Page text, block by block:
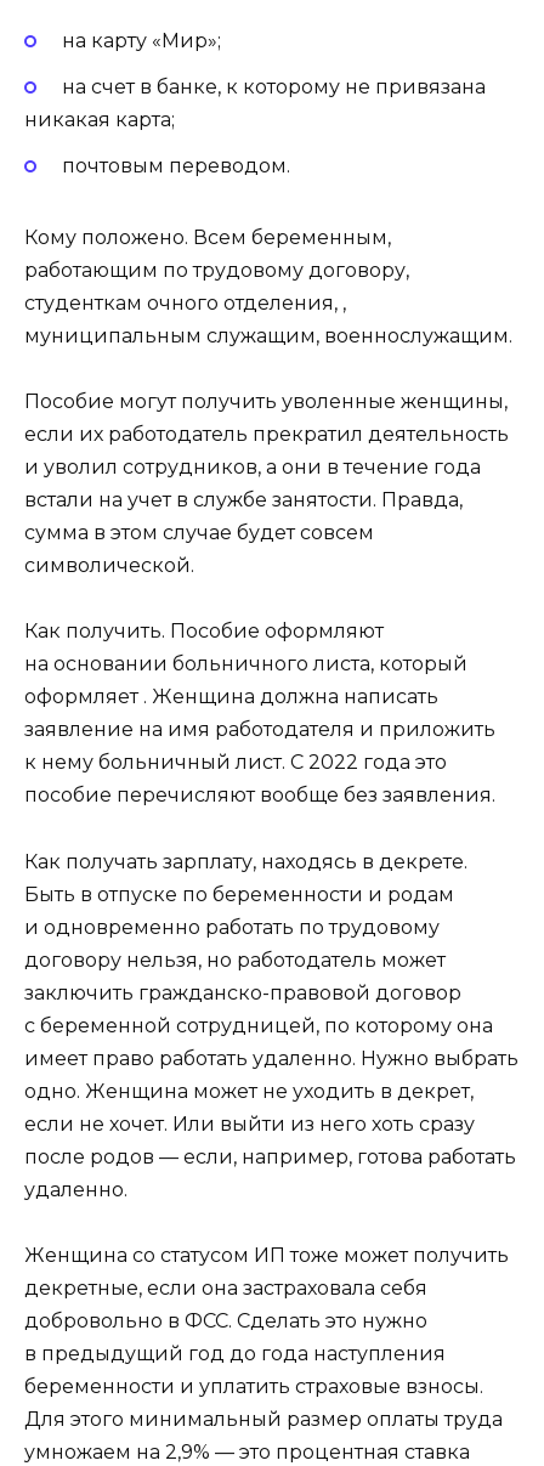
на карту «Мир»;
на счет в банке, к которому не привязана
никакая карта;
почтовым переводом.
Кому положено. Всем беременным,
работающим по трудовому договору,
студенткам очного отделения, ,
муниципальным служащим, военнослужащим.
Пособие могут получить уволенные женщины,
если их работодатель прекратил деятельность
и уволил сотрудников, а они в течение года
встали на учет в службе занятости. Правда,
сумма в этом случае будет совсем
символической.
Как получить. Пособие оформляют
на основании больничного листа, который
оформляет . Женщина должна написать
заявление на имя работодателя и приложить
к нему больничный лист. С 2022 года это
пособие перечисляют вообще без заявления.
Как получать зарплату, находясь в декрете.
Быть в отпуске по беременности и родам
и одновременно работать по трудовому
договору нельзя, но работодатель может
заключить гражданско-правовой договор
с беременной сотрудницей, по которому она
имеет право работать удаленно. Нужно выбрать
одно. Женщина может не уходить в декрет,
если не хочет. Или выйти из него хоть сразу
после родов — если, например, готова работать
удаленно.
Женщина со статусом ИП тоже может получить
декретные, если она застраховала себя
добровольно в ФСС. Сделать это нужно
в предыдущий год до года наступления
беременности и уплатить страховые взносы.
Для этого минимальный размер оплаты труда
умножаем на 2,9% — это процентная ставка